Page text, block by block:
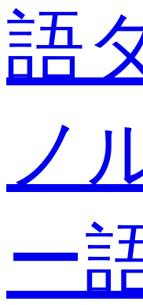
語
ノ
ー